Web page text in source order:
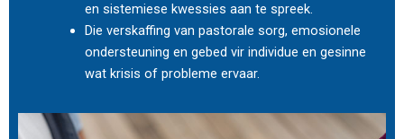
en sistemiese kwessies aan te spreek.
Die verskaffing van pastorale sorg, emosionele
ondersteuning en gebed vir individue en gesinne
wat krisis of probleme ervaar.